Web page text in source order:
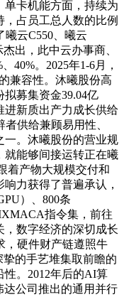
卡机能方面，持续为
占员工总人数的比例
曦云C550、曦云
出，此中云办事商、
40%。2025年1-6月，
兼容性。沐曦股份高
募集资金39.04亿
进新质出产力成长供给
供给兼顾易用性、
一。沐曦股份的营业规
就能够间接运转正在曦
着产物大规模交付和
力获得了普遍承认，
）、800条
指令集，前往
数字经济的深切成长
，硬件财产链遵照牛
的手艺堆集取前瞻的
。2012年后的AI算
公司推出的通用并行